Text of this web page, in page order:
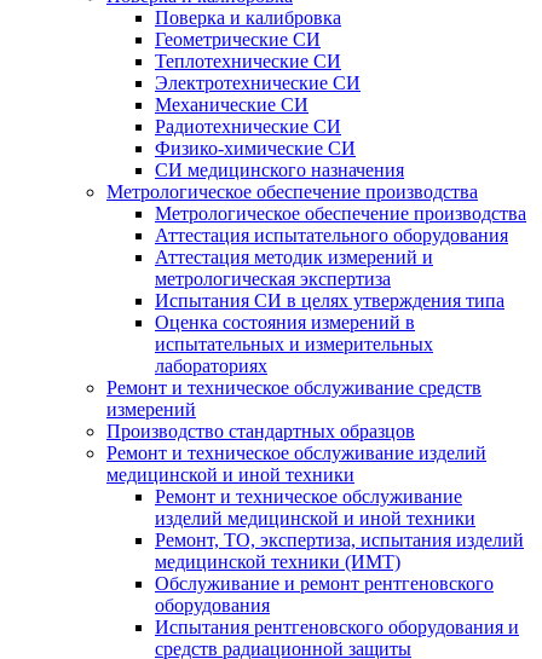
Поверка и калибровка
Геометрические СИ
Теплотехнические СИ
Электротехнические СИ
Механические СИ
Радиотехнические СИ
Физико-химические СИ
СИ медицинского назначения
Метрологическое обеспечение производства
Метрологическое обеспечение производства
Аттестация испытательного оборудования
Аттестация методик измерений и
метрологическая экспертиза
Испытания СИ в целях утверждения типа
Оценка состояния измерений в
испытательных и измерительных
лабораториях
Ремонт и техническое обслуживание средств
измерений
Производство стандартных образцов
Ремонт и техническое обслуживание изделий
медицинской и иной техники
Ремонт и техническое обслуживание
изделий медицинской и иной техники
Ремонт, ТО, экспертиза, испытания изделий
медицинской техники (ИМТ)
Обслуживание и ремонт рентгеновского
оборудования
Испытания рентгеновского оборудования и
средств радиационной защиты